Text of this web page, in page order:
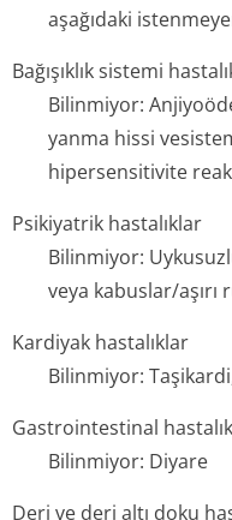
aşağıdaki
Bağışıklık sistemi
Bilinmiyor:
yanma hissi
hipersensitivite
Psikiyatrik hastalıklar
Bilinmiyor:
veya kabuslar/
Kardiyak hastalıklar
Bilinmiyor:
Gastrointestinal
Bilinmiyor: Diyare
Deri ve deri altı doku